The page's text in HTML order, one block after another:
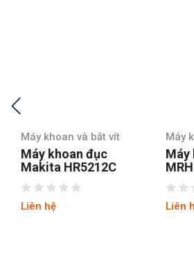
Máy khoan và bắt vít
Máy khoan đục MPT
MRH3203
Liên hệ
Máy
Máy
Liên